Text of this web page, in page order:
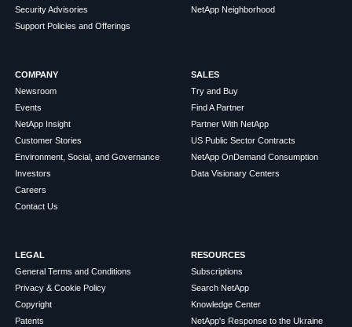
Security Advisories
Support Policies and Offerings
NetApp Neighborhood
COMPANY
Newsroom
Events
NetApp Insight
Customer Stories
Environment, Social, and Governance
Investors
Careers
Contact Us
SALES
Try and Buy
Find A Partner
Partner With NetApp
US Public Sector Contracts
NetApp OnDemand Consumption
Data Visionary Centers
LEGAL
General Terms and Conditions
Privacy & Cookie Policy
Copyright
Patents
RESOURCES
Subscriptions
Search NetApp
Knowledge Center
NetApp's Response to the Ukraine